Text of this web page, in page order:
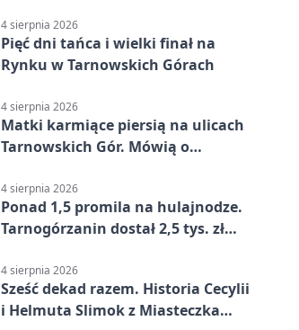
4 sierpnia 2026
Pięć dni tańca i wielki finał na
Rynku w Tarnowskich Górach
4 sierpnia 2026
Matki karmiące piersią na ulicach
Tarnowskich Gór. Mówią o
4 sierpnia 2026
Ponad 1,5 promila na hulajnodze.
Tarnogórzanin dostał 2,5 tys. zł
4 sierpnia 2026
Sześć dekad razem. Historia Cecylii
i Helmuta Slimok z Miasteczka